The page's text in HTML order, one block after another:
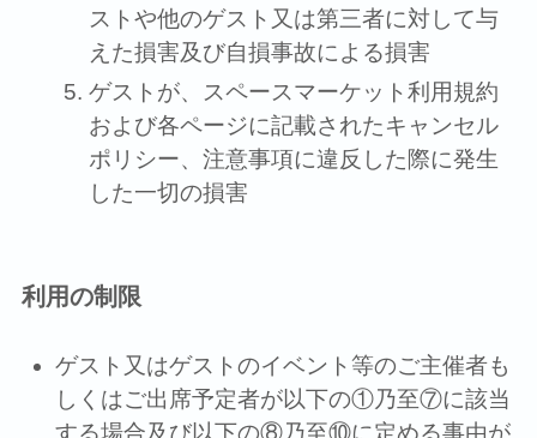
ストや他のゲスト⼜は第三者に対して与
えた損害及び⾃損事故による損害
ゲストが、スペースマーケット利⽤規約
および各ページに記載されたキャンセル
ポリシー、注意事項に違反した際に発⽣
した⼀切の損害
利⽤の制限
ゲスト⼜はゲストのイベント等のご主催者も
しくはご出席予定者が以下の①乃⾄⑦に該当
する場合及び以下の⑧乃⾄⑩に定める事由が